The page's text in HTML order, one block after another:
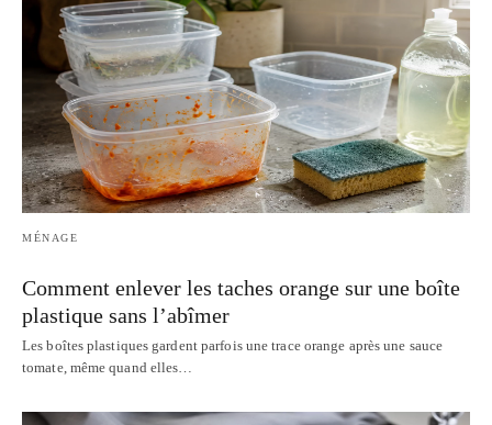
MÉNAGE
Comment enlever les taches orange sur une boîte
plastique sans l’abîmer
Les boîtes plastiques gardent parfois une trace orange après une sauce
tomate, même quand elles…